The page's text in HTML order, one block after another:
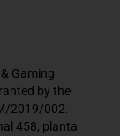
Gaming
by the
2019/002.
458, planta